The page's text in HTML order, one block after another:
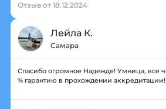
Отзыв от 18.12.2024
Лейла К.
Самара
Спасибо огромное Надежде! Умница, все
% гарантию в прохождении